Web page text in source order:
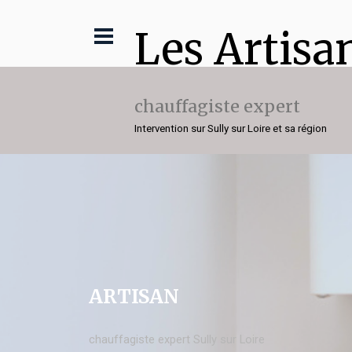
Les
chauffagiste expert
Intervention sur Sully sur Loire et sa région
ARTISAN
chauffagiste expert Sully sur Loire